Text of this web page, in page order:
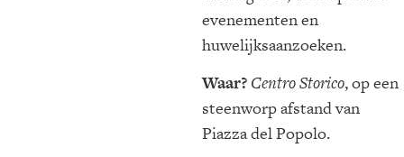
evenementen en
huwelijksaanzoeken.
Waar? Centro Storico, op een
steenworp afstand van
Piazza del Popolo.